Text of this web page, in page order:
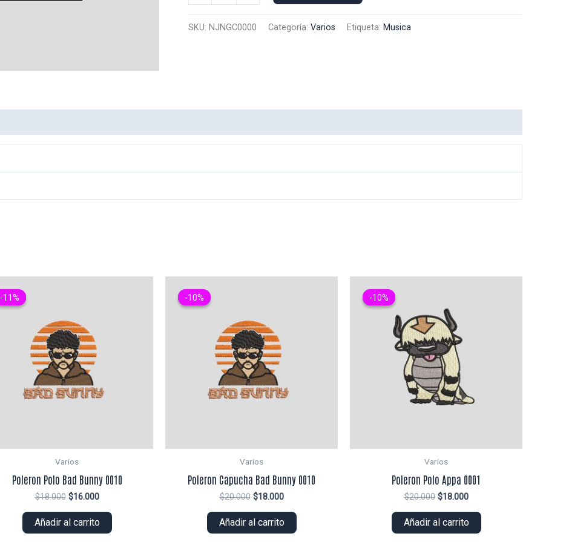
Capucha
Namjooning
SKU: NJNGC0000 Categoría: Varios Etiqueta: Musica
-11%
-11%
Varios
Poleron Polo Bad Bunny 0010
$18.000 El
original
era:
$16.000El
actual
es:
Añadir al carrito
-10%
-10%
Varios
Poleron Capucha Bad Bunny 0010
$20.000 El
original
era:
$18.000El
actual
es:
Añadir al carrito
-10%
-10%
Varios
Poleron Polo Appa 0001
$20.000 El
original
era:
$18.000El
actual
es:
Añadir al carrito